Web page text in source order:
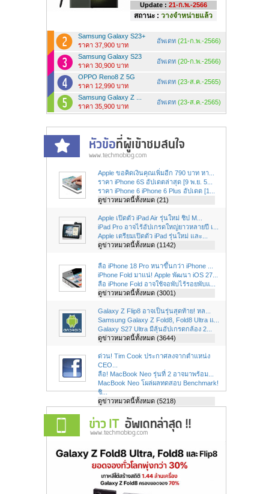
Update : 21-ก.พ.-2566
สถานะ : วางจำหน่ายแล้ว
Samsung Galaxy S23+
ราคา 37,900 บาท
อัพเดท (21-ก.พ.-2566)
Samsung Galaxy S23
ราคา 30,900 บาท
อัพเดท (20-ก.พ.-2566)
OPPO Reno8 Z 5G
ราคา 12,990 บาท
อัพเดท (23-ส.ค.-2565)
Samsung Galaxy Z ...
ราคา 35,900 บาท
อัพเดท (23-ส.ค.-2565)
Apple ขอคิดเงินคุณเพิ่มอีก 790 บาท หา...
ราคา iPhone 6S อัปเดตล่าสุด [9 พ.ย. 5...
ราคา iPhone 6 iPhone 6 Plus อัปเดต [1...
ดูข่าวหมวดนี้ทั้งหมด (21)
Apple เปิดตัว iPad Air รุ่นใหม่ ชิป M...
iPad Pro อาจไร้อัปเกรดใหญ่ยาวหลายปี เ...
Apple เตรียมเปิดตัว iPad รุ่นใหม่ และ...
ดูข่าวหมวดนี้ทั้งหมด (1142)
ลือ iPhone 18 Pro หนาขึ้นกว่า iPhone ...
iPhone Fold มาแน่! Apple พัฒนา iOS 27...
ลือ iPhone Fold อาจใช้จอพับไร้รอยพับแ...
ดูข่าวหมวดนี้ทั้งหมด (3001)
Galaxy Z Flip8 อาจเป็นรุ่นสุดท้าย! หล...
Samsung Galaxy Z Fold8, Fold8 Ultra แ...
Galaxy S27 Ultra มีลุ้นอัปเกรดกล้อง 2...
ดูข่าวหมวดนี้ทั้งหมด (3644)
ด่วน! Tim Cook ประกาศลงจากตำแหน่ง
CEO...
ลือ! MacBook Neo รุ่นที่ 2 อาจมาพร้อม...
MacBook Neo โผล่ผลทดสอบ Benchmark!
ชิ...
ดูข่าวหมวดนี้ทั้งหมด (5218)